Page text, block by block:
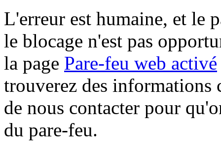
L'erreur est humaine, et le
le blocage n'est pas
la page Pare-feu web activé
trouverez des informations
de nous contacter pour
du pare-feu.